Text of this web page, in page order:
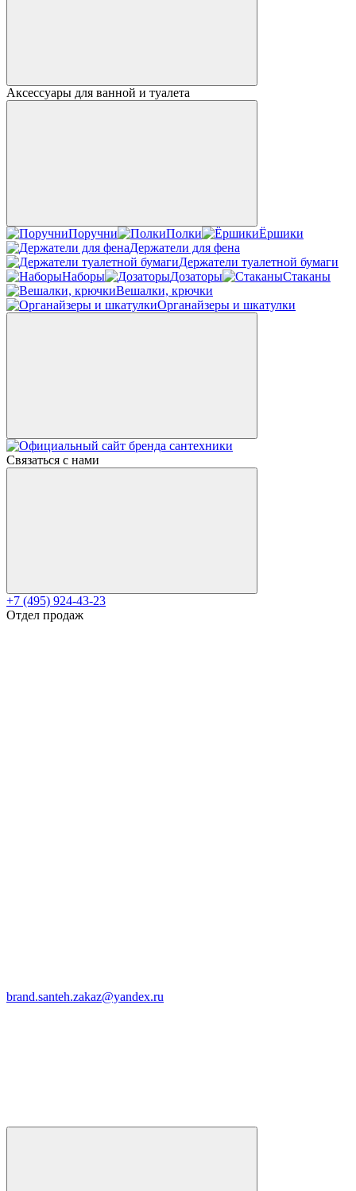
Аксессуары для ванной и туалета
Поручни Полки
Ёршики
Держатели для фена
Держатели туалетной бумаги
Наборы
Дозаторы
Стаканы
Вешалки, крючки
Органайзеры и шкатулки
Связаться с нами
+7 (495) 924-43-23
Отдел продаж
brand.santeh.zakaz@yandex.ru